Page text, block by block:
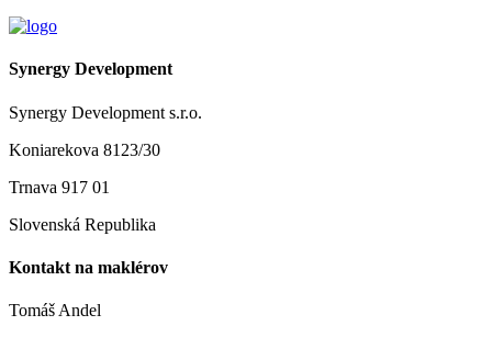
Synergy Development
Synergy Development s.r.o.
Koniarekova 8123/30
Trnava 917 01
Slovenská Republika
Kontakt na maklérov
Tomáš Andel